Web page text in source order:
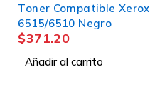
Toner Compatible Xerox
6515/6510 Negro
$371.20
Añadir al carrito